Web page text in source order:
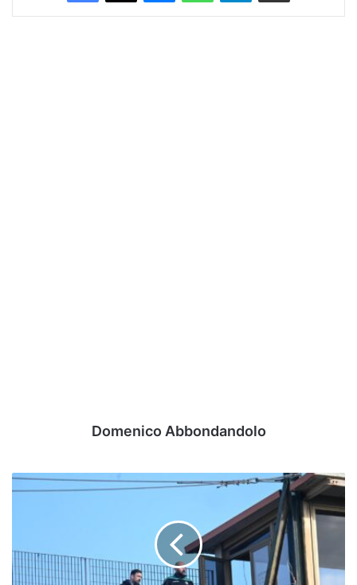
Domenico Abbondandolo
Avellino
trasferta